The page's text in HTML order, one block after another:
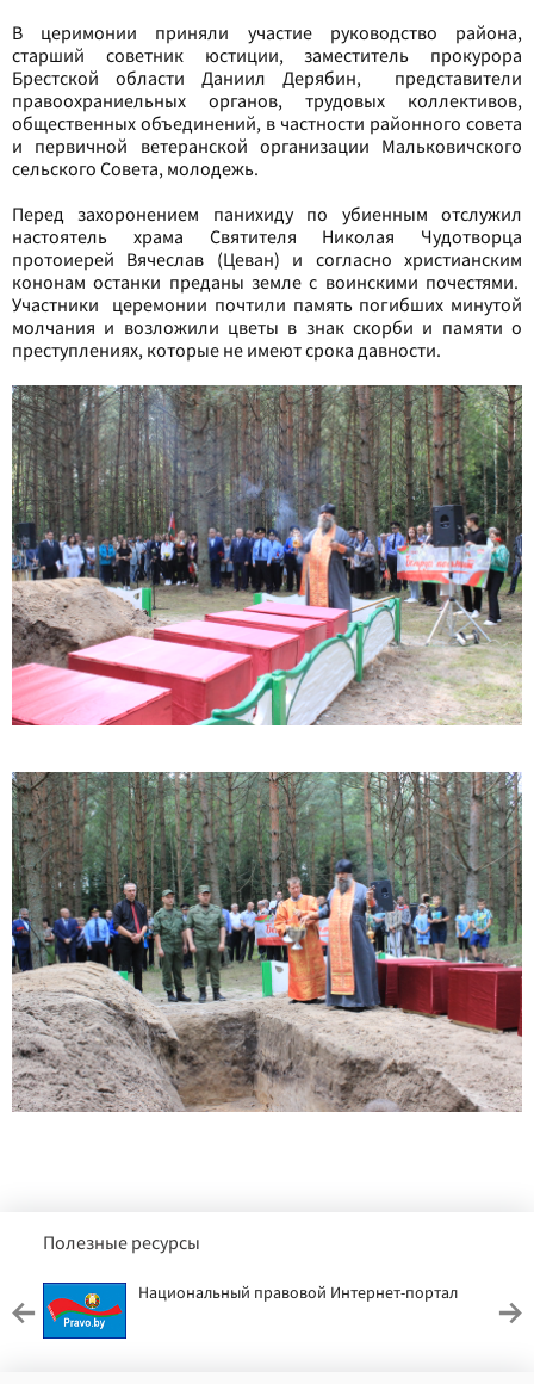
В церимонии приняли участие руководство района,
старший советник юстиции, заместитель прокурора
Брестской области Даниил Дерябин, представители
правоохраниельных органов, трудовых коллективов,
общественных объединений, в частности районного совета
и первичной ветеранской организации Мальковичского
сельского Совета, молодежь.
Перед захоронением панихиду по убиенным отслужил
настоятель храма Святителя Николая Чудотворца
протоиерей Вячеслав (Цеван) и согласно христианским
кононам останки преданы земле с воинскими почестями.
Участники церемонии почтили память погибших минутой
молчания и возложили цветы в знак скорби и памяти о
преступлениях, которые не имеют срока давности.
Полезные ресурсы
Национальный правовой Интернет-портал